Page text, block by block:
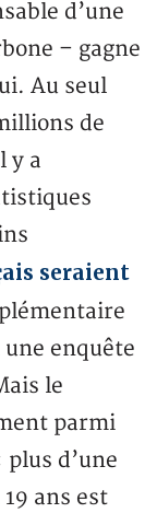
d’une
– gagne
Au seul
de
y a
seraient
enquête
le
parmi
d’une
ans est